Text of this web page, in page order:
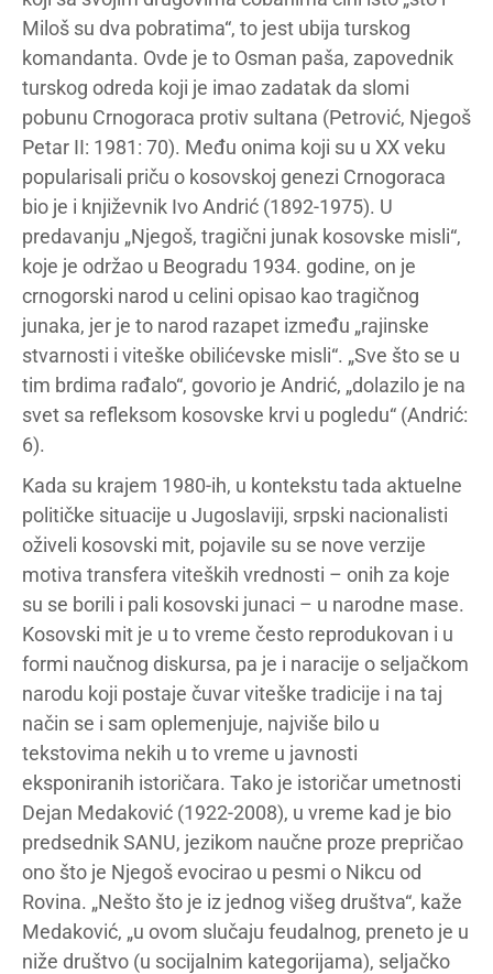
Miloš su dva pobratima“, to jest ubija turskog
komandanta. Ovde je to Osman paša, zapovednik
turskog odreda koji je imao zadatak da slomi
pobunu Crnogoraca protiv sultana (Petrović, Njegoš
Petar II: 1981: 70). Među onima koji su u XX veku
popularisali priču o kosovskoj genezi Crnogoraca
bio je i književnik Ivo Andrić (1892-1975). U
predavanju „Njegoš, tragični junak kosovske misli“,
koje je održao u Beogradu 1934. godine, on je
crnogorski narod u celini opisao kao tragičnog
junaka, jer je to narod razapet između „rajinske
stvarnosti i viteške obilićevske misli“. „Sve što se u
tim brdima rađalo“, govorio je Andrić, „dolazilo je na
svet sa refleksom kosovske krvi u pogledu“ (Andrić:
6).
Kada su krajem 1980-ih, u kontekstu tada aktuelne
političke situacije u Jugoslaviji, srpski nacionalisti
oživeli kosovski mit, pojavile su se nove verzije
motiva transfera viteških vrednosti – onih za koje
su se borili i pali kosovski junaci – u narodne mase.
Kosovski mit je u to vreme često reprodukovan i u
formi naučnog diskursa, pa je i naracije o seljačkom
narodu koji postaje čuvar viteške tradicije i na taj
način se i sam oplemenjuje, najviše bilo u
tekstovima nekih u to vreme u javnosti
eksponiranih istoričara. Tako je istoričar umetnosti
Dejan Medaković (1922-2008), u vreme kad je bio
predsednik SANU, jezikom naučne proze prepričao
ono što je Njegoš evocirao u pesmi o Nikcu od
Rovina. „Nešto što je iz jednog višeg društva“, kaže
Medaković, „u ovom slučaju feudalnog, preneto je u
niže društvo (u socijalnim kategorijama), seljačko